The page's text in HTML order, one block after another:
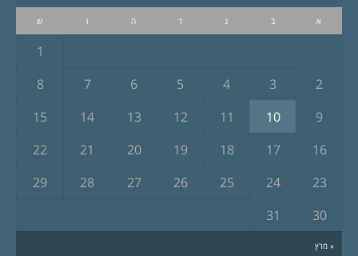
א ב ג ד ה ו ש
« מרץ
1
2
3
4
5
6
7
8
9
10
11
12
13
14
15
16
17
18
19
20
21
22
23
24
25
26
27
28
29
30
31